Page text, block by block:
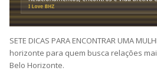
SETE DICAS PARA ENCONTRAR UMA
horizonte para quem busca relações
Belo Horizonte.